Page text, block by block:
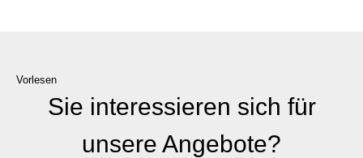
Vorlesen
Sie interessieren sich für
unsere Angebote?